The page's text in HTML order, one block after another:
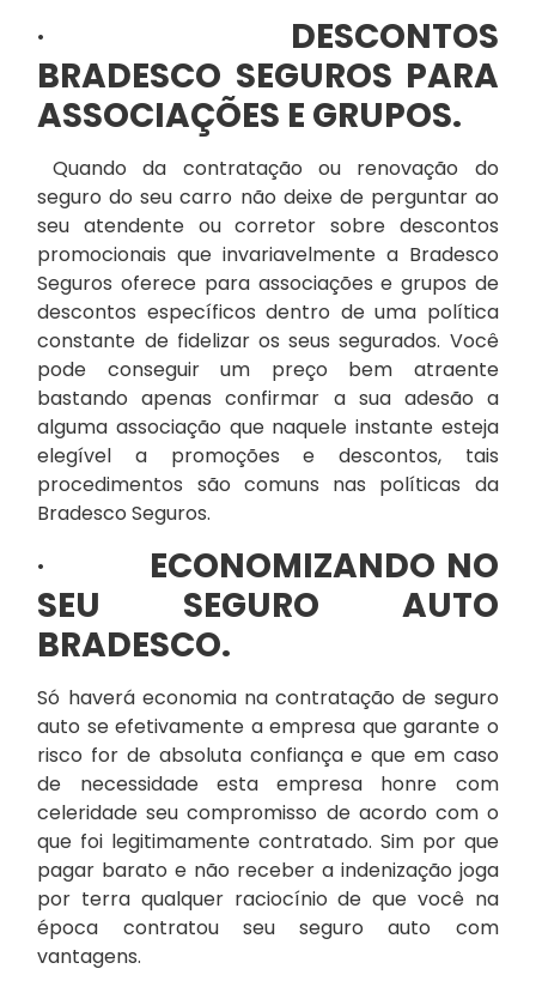
· DESCONTOS
BRADESCO SEGUROS PARA
ASSOCIAÇÕES E GRUPOS.
Quando da contratação ou renovação do
seguro do seu carro não deixe de perguntar ao
seu atendente ou corretor sobre descontos
promocionais que invariavelmente a Bradesco
Seguros oferece para associações e grupos de
descontos específicos dentro de uma política
constante de fidelizar os seus segurados. Você
pode conseguir um preço bem atraente
bastando apenas confirmar a sua adesão a
alguma associação que naquele instante esteja
elegível a promoções e descontos, tais
procedimentos são comuns nas políticas da
Bradesco Seguros.
· ECONOMIZANDO NO
SEU SEGURO AUTO
BRADESCO.
Só haverá economia na contratação de seguro
auto se efetivamente a empresa que garante o
risco for de absoluta confiança e que em caso
de necessidade esta empresa honre com
celeridade seu compromisso de acordo com o
que foi legitimamente contratado. Sim por que
pagar barato e não receber a indenização joga
por terra qualquer raciocínio de que você na
época contratou seu seguro auto com
vantagens.